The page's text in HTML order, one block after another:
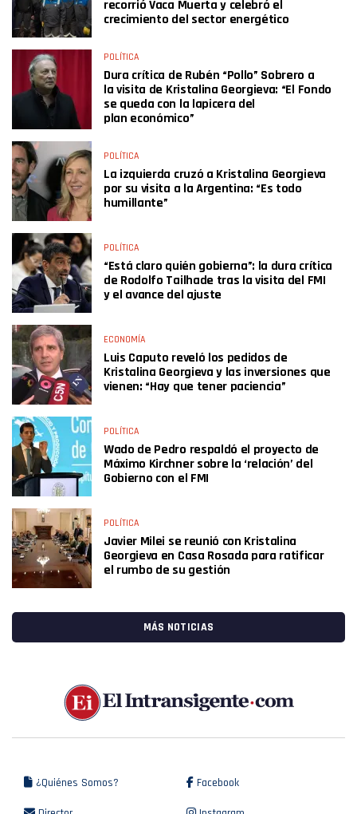
recorrió Vaca Muerta y celebró el
crecimiento del sector energético
POLÍTICA
Dura crítica de Rubén “Pollo” Sobrero a
la visita de Kristalina Georgieva: “El Fondo
se queda con la lapicera del
plan económico”
POLÍTICA
La izquierda cruzó a Kristalina Georgieva
por su visita a la Argentina: “Es todo
humillante”
POLÍTICA
“Está claro quién gobierna”: la dura crítica
de Rodolfo Tailhade tras la visita del FMI
y el avance del ajuste
ECONOMÍA
Luis Caputo reveló los pedidos de
Kristalina Georgieva y las inversiones que
vienen: “Hay que tener paciencia”
POLÍTICA
Wado de Pedro respaldó el proyecto de
Máximo Kirchner sobre la ‘relación’ del
Gobierno con el FMI
POLÍTICA
Javier Milei se reunió con Kristalina
Georgieva en Casa Rosada para ratificar
el rumbo de su gestión
MÁS NOTICIAS
¿Quiénes Somos? Facebook